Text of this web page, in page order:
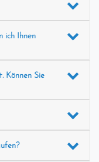
ich Ihnen
Können Sie